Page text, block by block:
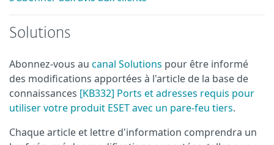
Solutions
Abonnez-vous au canal Solutions pour être informé
des modifications apportées à l'article de la base de
connaissances [KB332] Ports et adresses requis pour
utiliser votre produit ESET avec un pare-feu tiers.
Chaque article et lettre d'information comprendra un